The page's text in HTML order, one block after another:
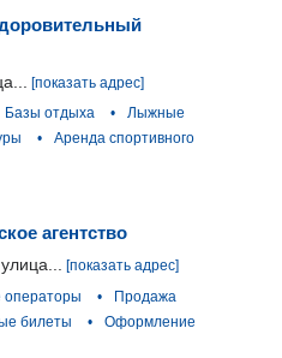
[показать адрес]
Базы отдыха •
Лыжные
•
Аренда спортивного
агентство
[показать адрес]
операторы •
Продажа
билеты •
Оформление